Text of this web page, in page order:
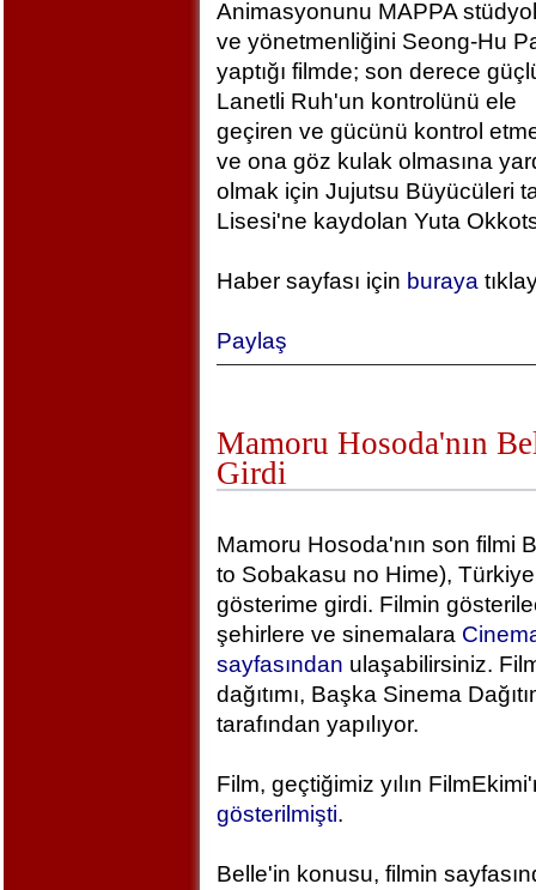
Animasyonunu MAPPA
ve yönetmenliğini Seong-Hu
yaptığı filmde; son derece
Lanetli Ruh'un kontrolünü ele
geçiren ve gücünü kontrol
ve ona göz kulak olmasına
olmak için Jujutsu Büyücüleri
Lisesi'ne kaydolan Yuta
Haber sayfası için buraya
Paylaş
Mamoru Hosoda'nın
Girdi
Mamoru Hosoda'nın son filmi
to Sobakasu no Hime),
gösterime girdi. Filmin
şehirlere ve sinemalara
sayfasından ulaşabilirsiniz.
dağıtımı, Başka Sinema
tarafından yapılıyor.
Film, geçtiğimiz yılın
gösterilmişti.
Belle'in konusu, filmin